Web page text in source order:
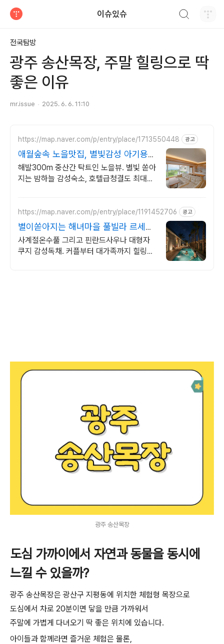
이슈있슈
전국탐방
광주 송산목장, 주말 힐링으로 딱
좋은 이유
mr.issue 2025. 6. 6. 11:10
https://map.naver.com/p/entry/place/1713550448 광고
애월숲속 노을맛집, 별빛감성 아기용품
완벽구비, 대가족
해발300m 중산간 탁트인 노을뷰. 별빛 쏟아
지는 밤하늘 감성숙소, 호텔급청결도 최대
https://map.naver.com/p/entry/place/1191452706 광고
별이쏟아지는 해녀마을 풀빌라 르세라
핌도 다녀간 감성풀빌라
사계절온수풀 그리고 핀란드사우나 대형자
쿠지 감성독채. 커플부터 대가족까지 힐링숙
광주 송산목장
도심 가까이에서 자연과 동물을 동시에
느낄 수 있을까?
광주 송산목장은 광산구 지평동에 위치한 체험형 목장으로
도심에서 차로 20분이면 닿을 만큼 가까워서
주말에 가볍게 다녀오기 딱 좋은 위치에 있습니다.
아이들과 함께라면 즐거운 체험은 물론,